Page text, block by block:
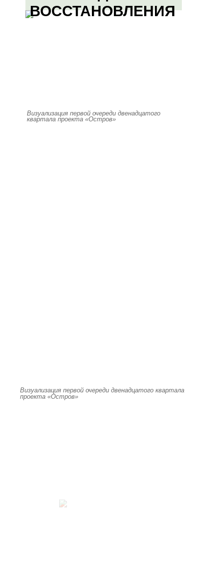
ВОССТАНОВЛЕНИЯ
Визуализация первой очереди двенадцатого
квартала проекта «Остров»
Визуализация первой очереди двенадцатого квартала
проекта «Остров»